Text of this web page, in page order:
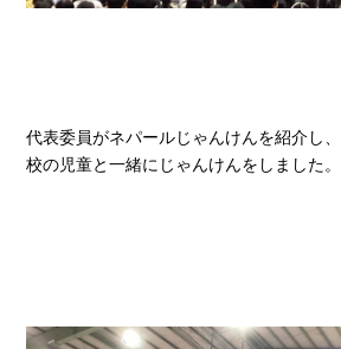
代表委員がネパールじゃんけんを紹介し
校の児童と一緒にじゃんけんをしました。